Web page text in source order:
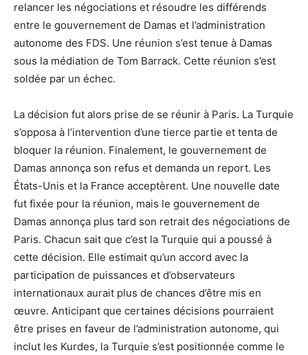
relancer les négociations et résoudre les différends
entre le gouvernement de Damas et l’administration
autonome des FDS. Une réunion s’est tenue à Damas
sous la médiation de Tom Barrack. Cette réunion s’est
soldée par un échec.
La décision fut alors prise de se réunir à Paris. La Turquie
s’opposa à l’intervention d’une tierce partie et tenta de
bloquer la réunion. Finalement, le gouvernement de
Damas annonça son refus et demanda un report. Les
États-Unis et la France acceptèrent. Une nouvelle date
fut fixée pour la réunion, mais le gouvernement de
Damas annonça plus tard son retrait des négociations de
Paris. Chacun sait que c’est la Turquie qui a poussé à
cette décision. Elle estimait qu’un accord avec la
participation de puissances et d’observateurs
internationaux aurait plus de chances d’être mis en
œuvre. Anticipant que certaines décisions pourraient
être prises en faveur de l’administration autonome, qui
inclut les Kurdes, la Turquie s’est positionnée comme le